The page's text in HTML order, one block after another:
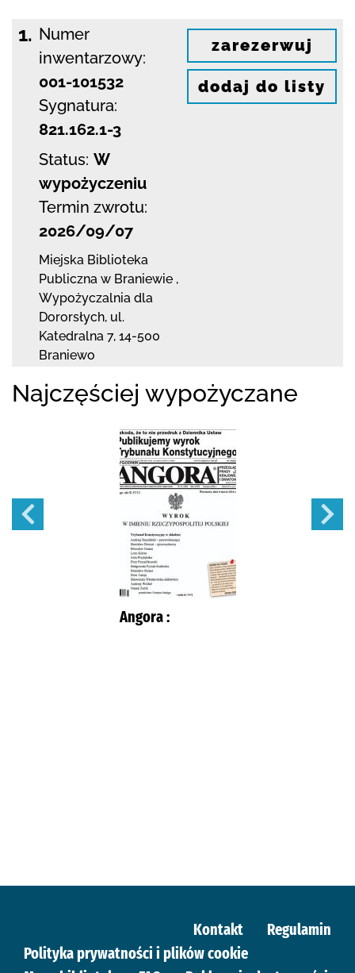
1. Numer
inwentarzowy:
001-101532
Sygnatura:
821.162.1-3
Status: W
wypożyczeniu
Termin zwrotu:
2026/09/07
Miejska Biblioteka
Publiczna w Braniewie ,
Wypożyczalnia dla
Dororsłych, ul.
Katedralna 7, 14-500
Braniewo
zarezerwuj
dodaj do listy
Najczęściej wypożyczane
Angora :
Kontakt
Regulamin
Polityka prywatności i plików cookie